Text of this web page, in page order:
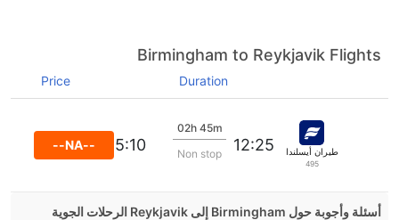
Birmingham to Reykjavik Flights
Duration
Price
طيران أيسلندا
495
12:25
02h 45m
Non stop
15:10
--NA--
أسئلة وأجوبة حول Birmingham إلى Reykjavik الرحلات الجوية